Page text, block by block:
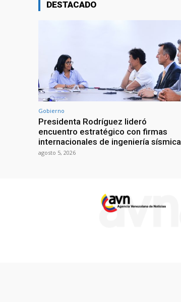
DESTACADO
Gobierno
Presidenta Rodríguez lideró
encuentro estratégico con firmas
internacionales de ingeniería sísmica
agosto 5, 2026